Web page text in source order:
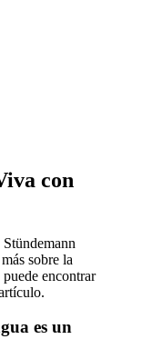
con
sobre la
encontrar
es un